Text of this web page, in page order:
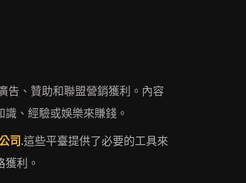
告、贊助和聯盟營銷獲利。內容
、經驗或娛樂來賺錢。
司.這些平臺提供了必要的工具來
利。